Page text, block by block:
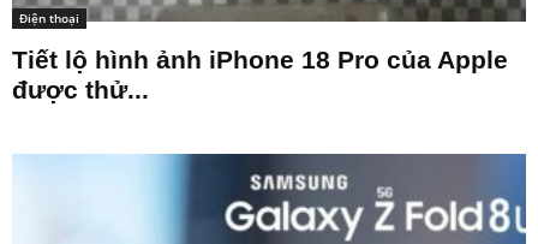
Điện thoại
Tiết lộ hình ảnh iPhone 18 Pro của Apple
được thử...